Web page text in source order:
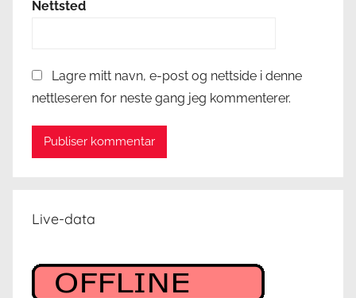
Nettsted
Lagre mitt navn, e-post og nettside i denne
nettleseren for neste gang jeg kommenterer.
Live-data